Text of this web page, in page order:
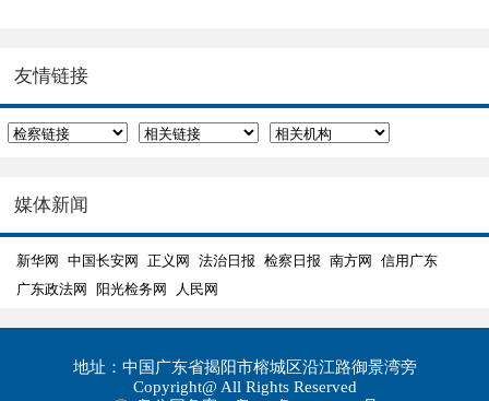
友情链接
媒体新闻
新华网 中国长安网 正义网 法治日报 检察日报 南方网
信用广东
广东政法网
阳光检务网 人民网
地址：中国广东省揭阳市榕城区沿江路御景湾旁
Copyright@ All Rights Reserved